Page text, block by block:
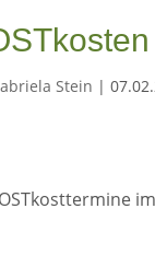
Stein |